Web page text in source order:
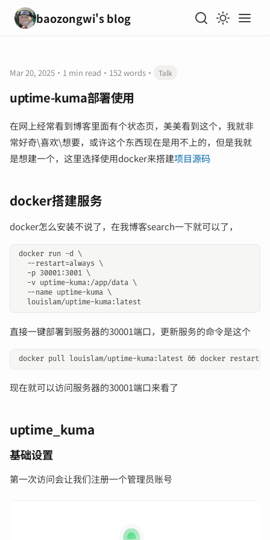
baozongwi's blog
Mar 20, 2025 · 1 min read · 152 words · Talk
uptime-kuma部署使用
在网上经常看到博客里面有个状态页，美美看到这个，我就非
常好奇\喜欢\想要，或许这个东西现在是用不上的，但是我就
是想建一个，这里选择使用docker来搭建项目源码
docker搭建服务
docker怎么安装不说了，在我博客search一下就可以了，
docker run -d \
  --restart=always \
  -p 30001:3001 \
  -v uptime-kuma:/app/data \
  --name uptime-kuma \
直接一键部署到服务器的30001端口，更新服务的命令是这个
现在就可以访问服务器的30001端口来看了
uptime_kuma
基础设置
第一次访问会让我们注册一个管理员账号
输入关键词开始搜索